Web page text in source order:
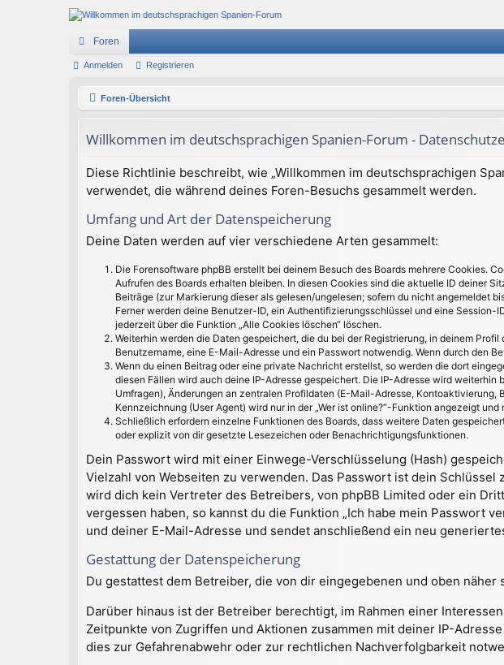
Foren
Anmelden Registrieren
Foren-Übersicht
Willkommen im deutschsprachigen Spanien-Forum -
Diese Richtlinie beschreibt, wie „Willkommen im deutschsprachigen
verwendet, die während deines Foren-Besuchs gesammelt werden.
Umfang und Art der Datenspeicherung
Deine Daten werden auf vier verschiedene Arten gesammelt:
Die Forensoftware phpBB erstellt bei deinem Besuch des Boards mehrere Cookies.
Aufrufen des Boards erhalten bleiben. In diesen Cookies sind die aktuelle ID deiner
Beiträge (zur Markierung dieser als gelesen/ungelesen; sofern du nicht angemeldet
Ferner werden deine Benutzer-ID, ein Authentifizierungsschlüssel und eine
jederzeit über die Funktion „Alle Cookies löschen“ löschen.
Weiterhin werden die Daten gespeichert, die du bei der Registrierung, in deinem
Benutzername, eine E-Mail-Adresse und ein Passwort notwendig. Wenn durch den
Wenn du einen Beitrag oder eine private Nachricht erstellst, so werden die dort
diesen Fällen wird auch deine IP-Adresse gespeichert. Die IP-Adresse wird
Umfragen), Änderungen an zentralen Profildaten (E-Mail-Adresse,
Kennzeichnung (User Agent) wird nur in der „Wer ist online?“-Funktion angezeigt
Schließlich erfordern einzelne Funktionen des Boards, dass weitere Daten
oder explizit von dir gesetzte Lesezeichen oder Benachrichtigungsfunktionen.
Dein Passwort wird mit einer Einwege-Verschlüsselung (Hash)
Vielzahl von Webseiten zu verwenden. Das Passwort ist dein
wird dich kein Vertreter des Betreibers, von phpBB Limited oder ein
vergessen haben, so kannst du die Funktion „Ich habe mein Passwort
und deiner E-Mail-Adresse und sendet anschließend ein neu
Gestattung der Datenspeicherung
Du gestattest dem Betreiber, die von dir eingegebenen und oben
Darüber hinaus ist der Betreiber berechtigt, im Rahmen einer
Zeitpunkte von Zugriffen und Aktionen zusammen mit deiner IP-
dies zur Gefahrenabwehr oder zur rechtlichen Nachverfolgbarkeit